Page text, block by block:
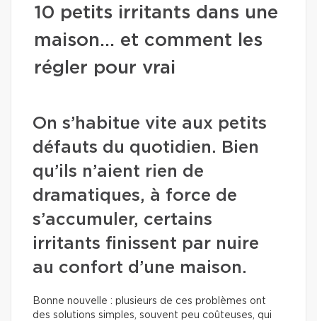
10 petits irritants dans une
maison… et comment les
régler pour vrai
On s’habitue vite aux petits
défauts du quotidien. Bien
qu’ils n’aient rien de
dramatiques, à force de
s’accumuler, certains
irritants finissent par nuire
au confort d’une maison.
Bonne nouvelle : plusieurs de ces problèmes ont
des solutions simples, souvent peu coûteuses, qui